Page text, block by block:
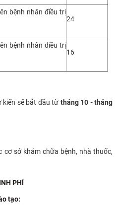
bệnh nhân điều trị
24
bệnh nhân điều trị
16
kiến sẽ bắt đầu từ tháng 10 - tháng
sở khám chữa bệnh, nhà thuốc,
PHÍ
tạo: